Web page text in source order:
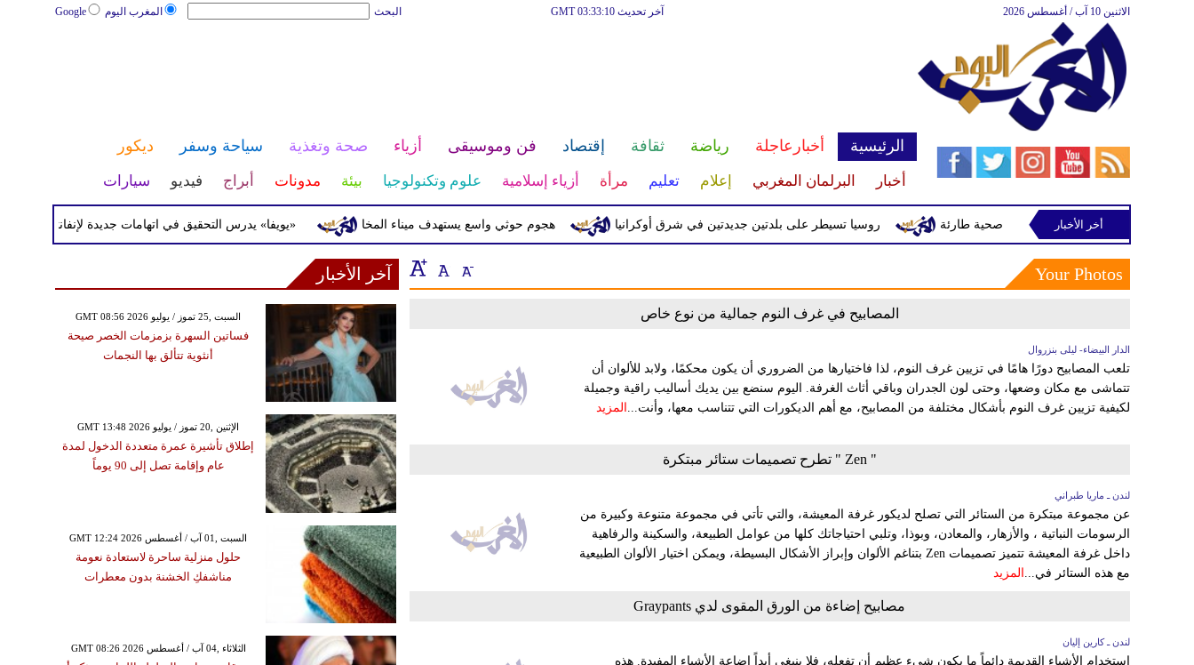
المغرب اليوم Google البحث آخر تحديث GMT 03:33:10 الاثنين 10 آب / أغسطس 2026
الرئيسية أخبارعاجلة رياضة ثقافة إقتصاد فن وموسيقى أزياء صحة وتغذية سياحة وسفر ديكور
أخبار البرلمان المغربي إعلام تعليم مرأة أزياء إسلامية علوم وتكنولوجيا بيئة مدونات أبراج فيديو سيارات
«يويفا» يدرس التحقيق في اتهامات جديدة لإنفانتينو هجوم حوثي واسع يستهدف ميناء المخا روسيا تسيطر على بلدتين جديدتين في شرق أوكرانيا محمد عبد الرحمن إمام بعد أزمة صحية طارئة
أخر الأخبار
Your Photos
المصابيح في غرف النوم جمالية من نوع خاص
الدار البيضاء- ليلى بنزروال
تلعب المصابيح دورًا هامًا في تزيين غرف النوم، لذا فاختيارها من الضروري أن يكون محكمًا، ولابد للألوان أن
تتماشى مع مكان وضعها، وحتى لون الجدران وباقي أثاث الغرفة. اليوم سنضع بين يديك أساليب راقية وجميلة
لكيفية تزيين غرف النوم بأشكال مختلفة من المصابيح، مع أهم الديكورات التي تتناسب معها، وأنت... المزيد
" Zen " تطرح تصميمات ستائر مبتكرة
لندن ـ ماريا طبراني
عن مجموعة مبتكرة من الستائر التي تصلح لديكور غرفة المعيشة، والتي تأتي في مجموعة متنوعة وكبيرة من
الرسومات النباتية ، والأزهار، والمعادن، وبوذا، وتلبي احتياجاتك كلها من عوامل الطبيعة، والسكينة والرفاهية
داخل غرفة المعيشة تتميز تصميمات Zen بتناغم الألوان وإبراز الأشكال البسيطة، ويمكن اختيار الألوان الطبيعية
مع هذه الستائر في... المزيد
مصابيح إضاءة من الورق المقوى لدي Graypants
لندن ـ كارين إليان
استخدام الأشياء القديمة دائماً ما يكون شيء عظيم أن تفعله، فلا ينبغي أبداً إضاعة الأشياء المفيدة. هذه
آخر الأخبار
GMT 08:56 2026 السبت ,25 تموز / يوليو
فساتين السهرة بزمزمات الخصر صيحة
أنثوية تتألق بها النجمات
GMT 13:48 2026 الإثنين ,20 تموز / يوليو
إطلاق تأشيرة عمرة متعددة الدخول لمدة
عام وإقامة تصل إلى 90 يوماً
GMT 12:24 2026 السبت ,01 آب / أغسطس
حلول منزلية ساحرة لاستعادة نعومة
مناشفكِ الخشنة بدون معطرات
GMT 08:26 2026 الثلاثاء ,04 آب / أغسطس